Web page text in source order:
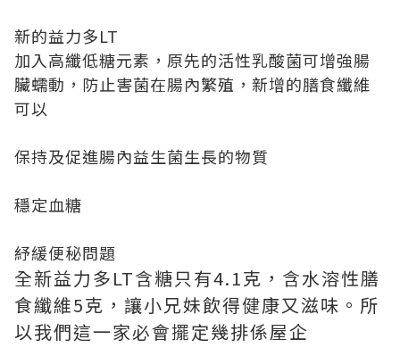
新的益力多LT
加入高纖低糖元素，原先的活性乳酸菌可增強腸
臟蠕動，防止害菌在腸內繁殖，新增的膳食纖維
可以
保持及促進腸內益生菌生長的物質
穩定血糖
紓緩便秘問題
全新益力多LT含糖只有4.1克，含水溶性膳
食纖維5克，讓小兄妹飲得健康又滋味。所
以我們這一家必會擺定幾排係屋企